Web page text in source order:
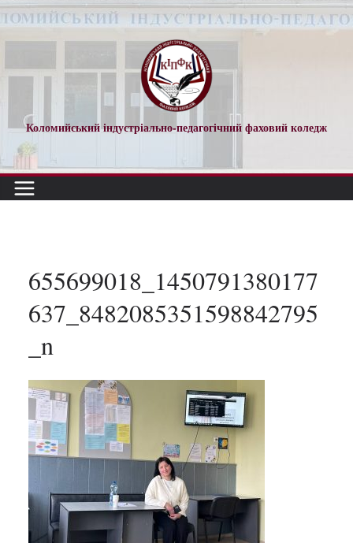
Перейти
до
Коломийський індустріально-педагогічний фаховий коледж
655699018_1450791380177
637_8482085351598842795
_n